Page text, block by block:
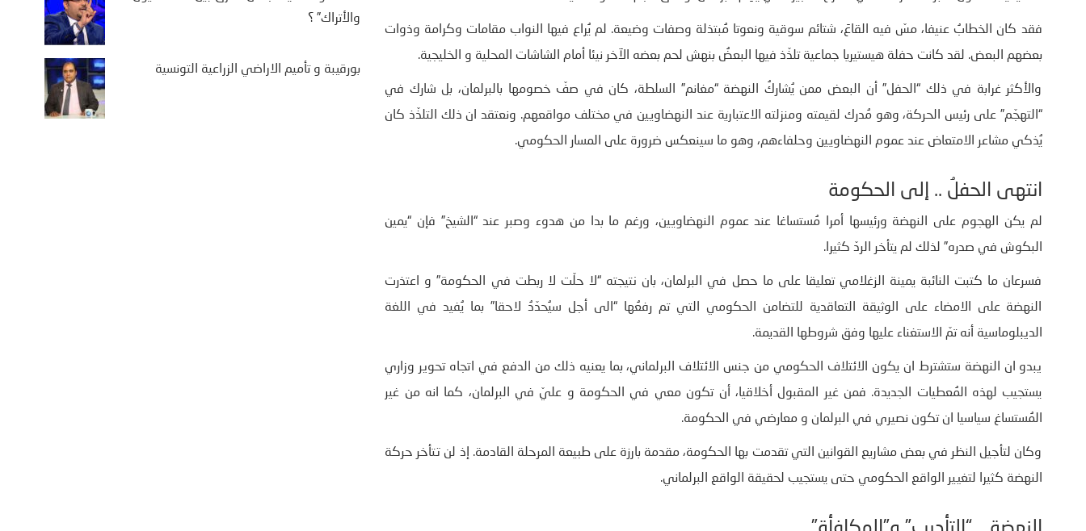
فقد كان الخطابُ عنيفا، مسّ فيه القاعَ، شتائم سوقية ونعوتا مُبتذلة وصفات وضيعة. لم يُراع فيها النواب مقامات وكرامة وذوات
بعضهم البعض. لقد كانت حفلة هيستيريا جماعية تلذّذ فيها البعضُ بنهش لحم بعضه الآخر نيئا أمام الشاشات المحلية و الخليجية.
والأكثر غرابة في ذلك “الحفل” أن البعض ممن يُشاركُ النهضة “مغانم” السلطة، كان في صفّ خصومها بالبرلمان، بل شارك في
“التهجّم” على رئيس الحركة، وهو مُدرك لقيمته ومنزلته الاعتبارية عند النهضاويين في مختلف مواقعهم. ونعتقد ان ذلك التلذّذ كان
يُذكي مشاعر الامتعاض عند عموم النهضاويين وحلفاءهم، وهو ما سينعكس ضرورة على المسار الحكومي.
انتهى الحفلُ .. إلى الحكومة
لم يكن الهجوم على النهضة ورئيسها أمرا مُستساغا عند عموم النهضاويين، ورغم ما بدا من هدوء وصبر عند “الشيخ” فإن “يمين
البكوش في صدره” لذلك لم يتأخر الردّ كثيرا.
فسرعان ما كتبت النائبة يمينة الزغلامي تعليقا على ما حصل في البرلمان، بان نتيجته “لا حلّت لا ربطت في الحكومة” و اعتذرت
النهضة على الامضاء على الوثيقة التعاقدية للتضامن الحكومي التي تم رفعُها “الى أجل سيُحدّدُ لاحقا” بما يُفيد في اللغة
الديبلوماسية أنه تمّ الاستغناء عليها وفق شروطها القديمة.
يبدو ان النهضة ستشترط ان يكون الائتلاف الحكومي من جنس الائتلاف البرلماني، بما يعنيه ذلك من الدفع في اتجاه تحوير وزاري
يستجيب لهذه المُعطيات الجديدة. فمن غير المقبول أخلاقيا، أن تكون معي في الحكومة و عليّ في البرلمان، كما انه من غير
المُستساغ سياسيا ان تكون نصيري في البرلمان و معارضي في الحكومة.
وكان لتأجيل النظر في بعض مشاريع القوانين التي تقدمت بها الحكومة، مقدمة بارزة على طبيعة المرحلة القادمة. إذ لن تتأخر حركة
النهضة كثيرا لتغيير الواقع الحكومي حتى يستجيب لحقيقة الواقع البرلماني.
والأتراك” ؟
بورقيبة و تأميم الاراضي الزراعية التونسية